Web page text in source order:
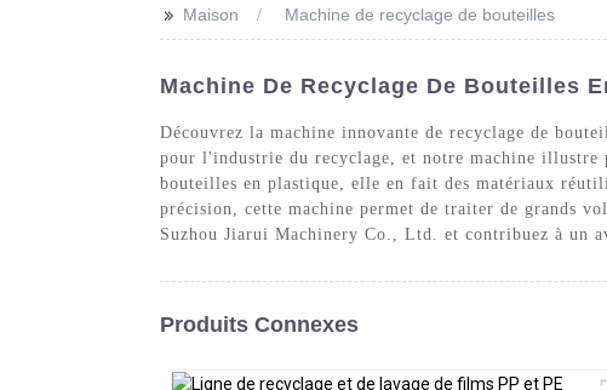
>> Maison Machine de recyclage de bouteilles
Machine De Recyclage De Bouteilles
Découvrez la machine innovante de recyclage de
pour l'industrie du recyclage, et notre machine illustre
bouteilles en plastique, elle en fait des matériaux
précision, cette machine permet de traiter de grands
Suzhou Jiarui Machinery Co., Ltd. et contribuez à un
Produits Connexes